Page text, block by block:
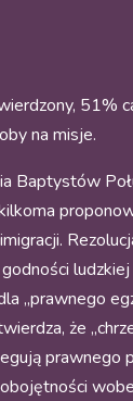
51%
na misje.
Baptystów
„prawnego
że
prawnego